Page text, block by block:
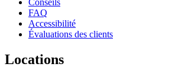
Conseils
FAQ
Accessibilité
Évaluations des clients
Locations